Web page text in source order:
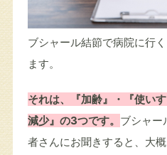
ブシャール結節で病院に行
ます。
それは、『加齢』・『使い
減少』の3つです。 ブシャー
者さんにお聞きすると、大